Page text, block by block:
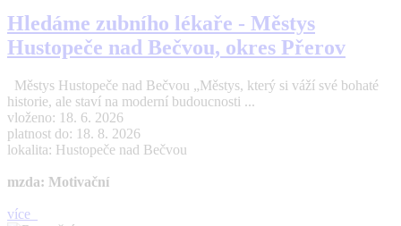
Hledáme zubního lékaře - Městys
Hustopeče nad Bečvou, okres Přerov
Městys Hustopeče nad Bečvou „Městys, který si váží své bohaté
historie, ale staví na moderní budoucnosti ...
vloženo: 18. 6. 2026
platnost do: 18. 8. 2026
lokalita: Hustopeče nad Bečvou
mzda: Motivační
více